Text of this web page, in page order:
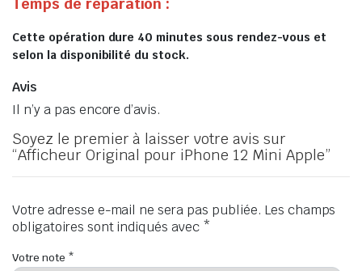
Cette opération dure 40 minutes sous rendez-vous et
selon la disponibilité du stock.
Avis
Il n’y a pas encore d’avis.
Soyez le premier à laisser votre avis sur
“Afficheur Original pour iPhone 12 Mini Apple”
Votre adresse e-mail ne sera pas publiée. Les champs
obligatoires sont indiqués avec *
Votre note *